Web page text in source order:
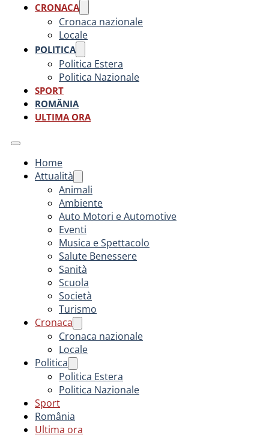
CRONACA
Cronaca nazionale
Locale
POLITICA
Politica Estera
Politica Nazionale
SPORT
ROMÂNIA
ULTIMA ORA
Home
Attualità
Animali
Ambiente
Auto Motori e Automotive
Eventi
Musica e Spettacolo
Salute Benessere
Sanità
Scuola
Società
Turismo
Cronaca
Cronaca nazionale
Locale
Politica
Politica Estera
Politica Nazionale
Sport
România
Ultima ora